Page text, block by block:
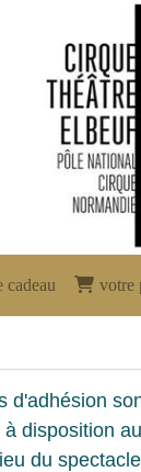
cadeau votre
d'adhésion
disposition
du